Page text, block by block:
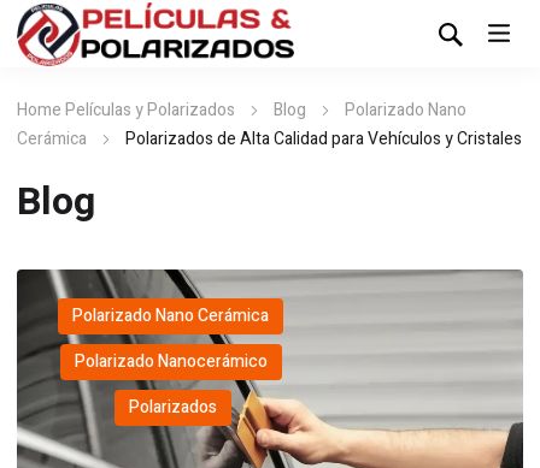
Home Películas y Polarizados Blog
Polarizado Nano
Cerámica
Polarizados de Alta Calidad para Vehículos y Cristales
Blog
Polarizado Nano Cerámica
Polarizado Nanocerámico
Polarizados